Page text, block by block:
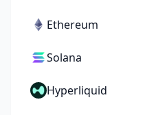
Ethereum
Solana
Hyperliquid